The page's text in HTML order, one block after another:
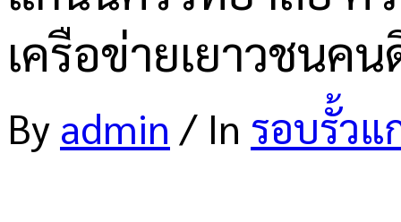
เครือข่ายเยาวชนค
By admin / In รอบรั้ว